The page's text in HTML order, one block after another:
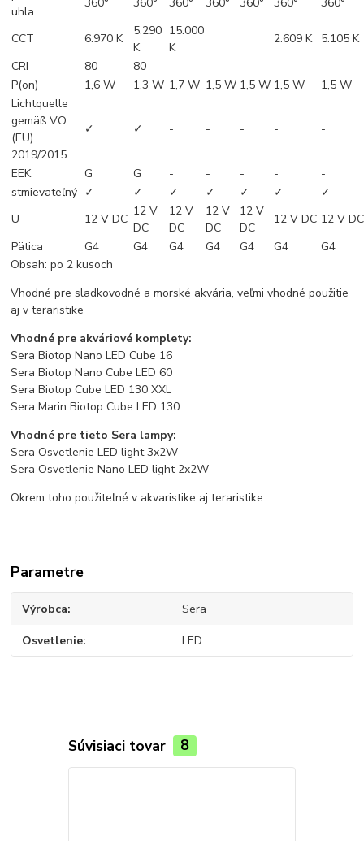
uhla
CCT 6.970 K
5.290
K
15.000
K
2.609 K
5.105 K
CRI
80
80
P(on)
1,6 W 1,3 W 1,7 W 1,5 W 1,5 W 1,5 W
1,5 W
Lichtquelle
gemäß VO
(EU)
2019/2015
✓ ✓ - - - - -
EEK G G - - - -
-
stmievateľný ✓ ✓ ✓ ✓ ✓ ✓
✓
U
12 V DC
12 V
DC
12 V
DC
12 V
DC
12 V
DC
12 V DC 12 V DC
Pätica
G4 G4 G4 G4 G4 G4
G4
Obsah: po 2 kusoch
Vhodné pre sladkovodné a morské akvária, veľmi vhodné použitie
aj v teraristike
Vhodné pre akváriové komplety:
Sera Biotop Nano LED Cube 16
Sera Biotop Nano Cube LED 60
Sera Biotop Cube LED 130 XXL
Sera Marin Biotop Cube LED 130
Vhodné pre tieto Sera lampy:
Sera Osvetlenie LED light 3x2W
Sera Osvetlenie Nano LED light 2x2W
Okrem toho použiteľné v akvaristike aj teraristike
Parametre
Výrobca Sera
Osvetlenie LED
Súvisiaci tovar 8